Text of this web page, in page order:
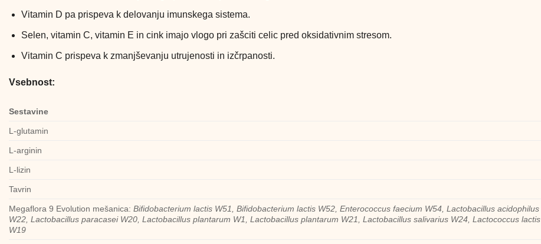
Vitamin D pa prispeva k delovanju imunskega sistema.
Selen, vitamin C, vitamin E in cink imajo vlogo pri zašciti celic pred oksidativnim stresom.
Vitamin C prispeva k zmanjševanju utrujenosti in izčrpanosti.
Vsebnost:
Sestavine
L-glutamin
L-arginin
L-lizin
Tavrin
Megaflora 9 Evolution mešanica: Bifidobacterium lactis W51, Bifidobacterium lactis W52, Enterococcus faecium W54, Lactobacillus acidophilus
W22, Lactobacillus paracasei W20, Lactobacillus plantarum W1, Lactobacillus plantarum W21, Lactobacillus salivarius W24, Lactococcus lactis
W19